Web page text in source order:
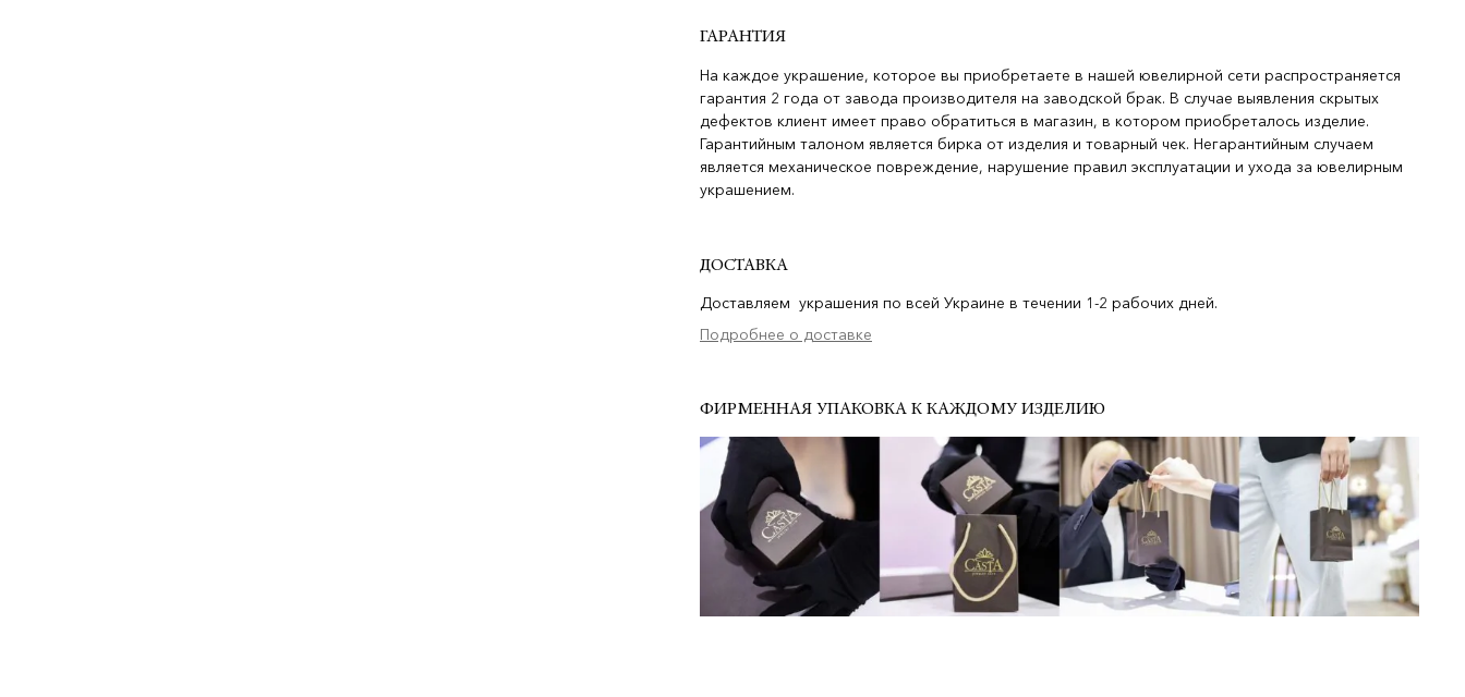
ГАРАНТИЯ
На каждое украшение, которое вы приобретаете в нашей ювелирной сети распространяется
гарантия 2 года от завода производителя на заводской брак. В случае выявления скрытых
дефектов клиент имеет право обратиться в магазин, в котором приобреталось изделие.
Гарантийным талоном является бирка от изделия и товарный чек. Негарантийным случаем
является механическое повреждение, нарушение правил эксплуатации и ухода за ювелирным
украшением.
ДОСТАВКА
Доставляем украшения по всей Украине в течении 1-2 рабочих дней.
Подробнее о доставке
ФИРМЕННАЯ УПАКОВКА К КАЖДОМУ ИЗДЕЛИЮ